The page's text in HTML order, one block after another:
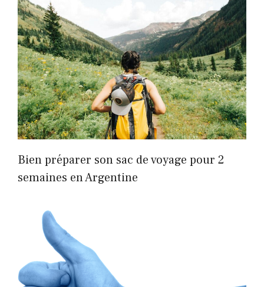
Bien préparer son sac de voyage pour 2
semaines en Argentine